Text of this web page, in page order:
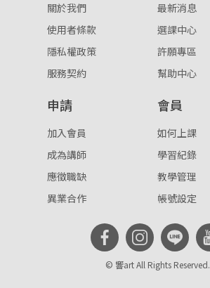
關於我們
使用者條款
隱私權政策
服務契約
最新消息
選課中心
許願專區
幫助中心
申請
加入會員
成為講師
應徵職缺
異業合作
會員
如何上課
學習紀錄
教學管理
帳號設定
© 響art All Rights Reserved.